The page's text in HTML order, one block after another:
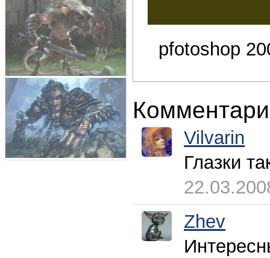
pfotoshop
Vilvarin
Глазки
Zhev